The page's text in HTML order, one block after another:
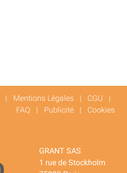
| Mentions Légales | CGU |
FAQ | Publicité | Cookies
GRANT SAS
1 rue de Stockholm